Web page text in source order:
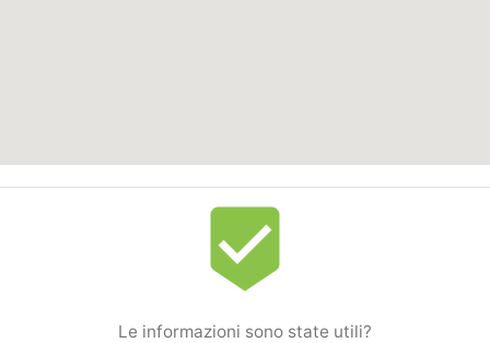
beenhere
Le informazioni sono state utili?